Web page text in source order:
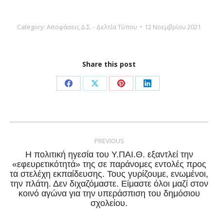
Category: Αποφάσεις Δ.Σ. - Δελτία Τύπου 12 Νοεμβρίου 2021
Share this post
Share
Facebook
Share
X
Share
Pinterest
Share
LinkedIn
PREVIOUS
Previous
post:
Η πολιτική ηγεσία του Υ.ΠΑΙ.Θ. εξαντλεί την
«εφευρετικότητά» της σε παράνομες εντολές προς
τα στελέχη εκπαίδευσης. Τους γυρίζουμε, ενωμένοι,
την πλάτη. Δεν διχαζόμαστε. Είμαστε όλοι μαζί στον
κοινό αγώνα για την υπεράσπιση του δημόσιου
σχολείου.